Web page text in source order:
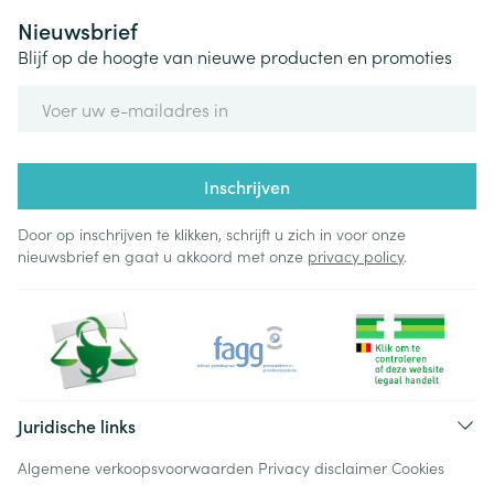
Nieuwsbrief
Blijf op de hoogte van nieuwe producten en promoties
Inschrijven
Door op inschrijven te klikken, schrijft u zich in voor onze
nieuwsbrief en gaat u akkoord met onze privacy policy.
Juridische links
Algemene verkoopsvoorwaarden Privacy disclaimer Cookies